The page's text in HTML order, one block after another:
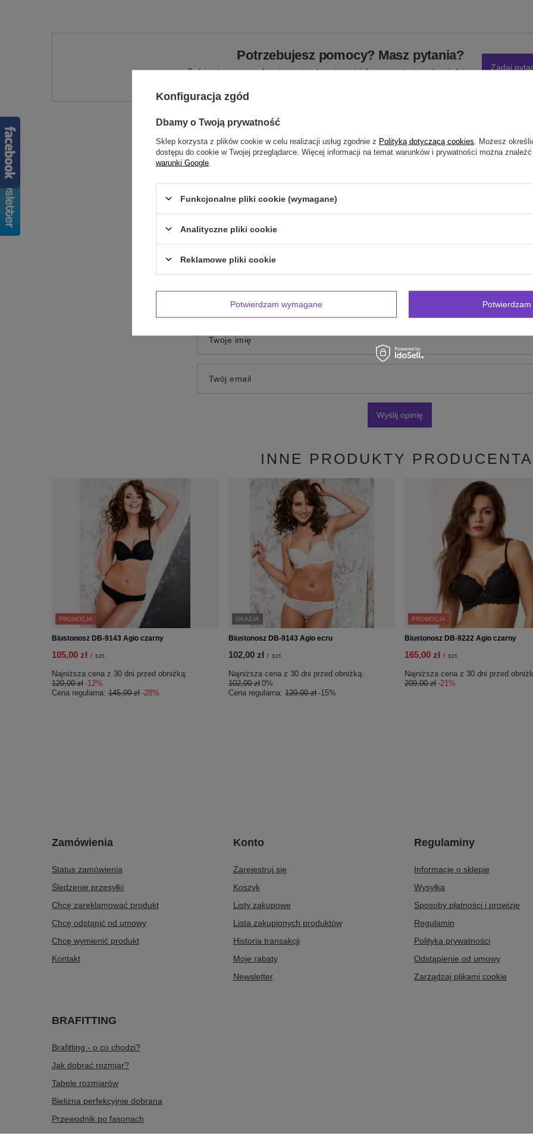
Potrzebujesz pomocy? Masz pytania?
Zadaj pytanie a my odpowiemy niezwłocznie, najciekawsze pytania i odpowiedzi
Zadaj
NAPISZ SWOJĄ OPINIĘ
Twoje imię
Twój email
Wyślij opinię
INNE PRODUKTY
PROMOCJA
Biustonosz DB-9143 Agio czarny
105,00 zł / szt.
Najniższa cena z 30 dni przed obniżką:
120,00 zł -12%
Cena regularna:145,00 zł -28%
OKAZJA
Biustonosz DB-9143 Agio ecru
102,00 zł / szt.
Najniższa cena z 30 dni przed obniżką:
102,00 zł 0%
Cena regularna: 120,00 zł -15%
PROMOCJA
Biustonosz DB-9222 Agio czarny
165,00 zł / szt.
Najniższa cena z 30 dni przed
209,00 zł -21%
Zamówienia
Status zamówienia
Śledzenie przesyłki
Chcę zareklamować produkt
Chcę odstąpić od umowy
Chcę wymienić produkt
Kontakt
Konto
Zarejestruj się
Koszyk
Listy zakupowe
Lista zakupionych produktów
Historia transakcji
Moje rabaty
Newsletter
Regulaminy
Informacje o sklepie
Wysyłka
Sposoby płatności i prowizje
Regulamin
Polityka prywatności
Odstąpienie od umowy
Zarządzaj plikami cookie
BRAFITTING
Brafitting - o co chodzi?
Jak dobrać rozmiar?
Tabele rozmiarów
Bielizna perfekcyjnie dobrana
Przewodnik po fasonach
Konfiguracja zgód
Dbamy o Twoją prywatność
Sklep korzysta z plików cookie w celu realizacji usług zgodnie z Polityką dotyczącą cookies . Możesz
dostępu do cookie w Twojej przeglądarce. Więcej informacji na temat warunków i prywatności można
warunki Google
Funkcjonalne pliki cookie (wymagane)
Analityczne pliki cookie
Reklamowe pliki cookie
Potwierdzam wymagane